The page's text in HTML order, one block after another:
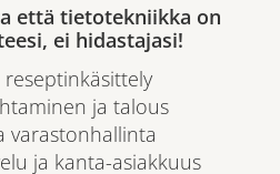
että tietotekniikka on
ei hidastajasi!
reseptinkäsittely
ja talous
varastonhallinta
ja kanta-asiakkuus